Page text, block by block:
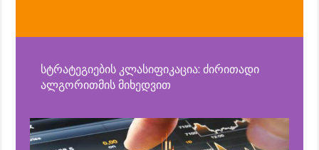
სტრატეგიების კლასიფიკაცია: ძირითადი
ალგორითმის მიხედვით